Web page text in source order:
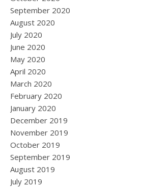
September 2020
August 2020
July 2020
June 2020
May 2020
April 2020
March 2020
February 2020
January 2020
December 2019
November 2019
October 2019
September 2019
August 2019
July 2019